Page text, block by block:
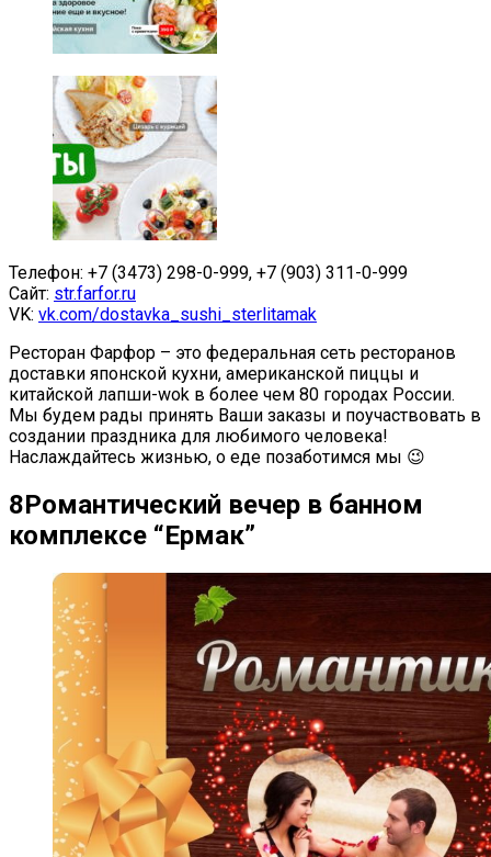
Телефон: +7 (3473) 298-0-999, +7 (903) 311-0-999
Сайт: str.farfor.ru
VK: vk.com/dostavka_sushi_sterlitamak
Ресторан Фарфор – это федеральная сеть ресторанов
доставки японской кухни, американской пиццы и
китайской лапши-wok в более чем 80 городах России.
Мы будем рады принять Ваши заказы и поучаствовать в
создании праздника для любимого человека!
Наслаждайтесь жизнью, о еде позаботимся мы 😉
8Романтический вечер в банном
комплексе “Ермак”